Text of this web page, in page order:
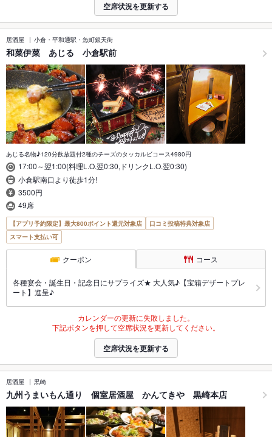
空席状況を更新する
居酒屋 小倉・平和通駅・魚町銀天街
和菜伊菜 あじる 小倉駅前
あじる名物♪120分飲放題付2種のチーズのタッカルビコース4980円
17:00～翌1:00(料理L.O.翌0:30,ドリンクL.O.翌0:30)
小倉駅南口より徒歩1分!
3500円
49席
【アプリ予約限定】最大800ポイント還元対象店
口コミ投稿特典対象店
スマート支払い可
クーポン コース
各種宴会・誕生日・記念日にサプライズ★ 大人気♪【宝箱デザートプレ
ート】進呈♪
カレンダーの更新に失敗しました。
下記ボタンを押して空席状況を更新してください。
空席状況を更新する
居酒屋 黒崎
九州うまいもん通り 個室居酒屋 かんてきや 黒崎本店